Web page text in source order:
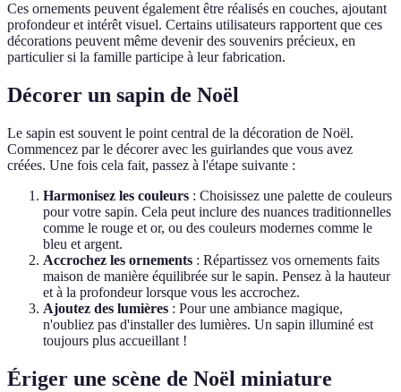
Ces ornements peuvent également être réalisés en couches, ajoutant
profondeur et intérêt visuel. Certains utilisateurs rapportent que ces
décorations peuvent même devenir des souvenirs précieux, en
particulier si la famille participe à leur fabrication.
Décorer un sapin de Noël
Le sapin est souvent le point central de la décoration de Noël.
Commencez par le décorer avec les guirlandes que vous avez
créées. Une fois cela fait, passez à l'étape suivante :
Harmonisez les couleurs : Choisissez une palette de couleurs
pour votre sapin. Cela peut inclure des nuances traditionnelles
comme le rouge et or, ou des couleurs modernes comme le
bleu et argent.
Accrochez les ornements : Répartissez vos ornements faits
maison de manière équilibrée sur le sapin. Pensez à la hauteur
et à la profondeur lorsque vous les accrochez.
Ajoutez des lumières : Pour une ambiance magique,
n'oubliez pas d'installer des lumières. Un sapin illuminé est
toujours plus accueillant !
Ériger une scène de Noël miniature